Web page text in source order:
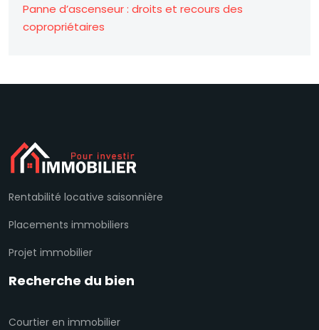
Panne d’ascenseur : droits et recours des
copropriétaires
Rentabilité locative saisonnière
Placements immobiliers
Projet immobilier
Recherche du bien
Courtier en immobilier